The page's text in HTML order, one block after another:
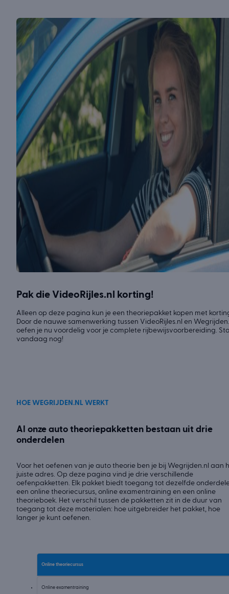
Pak die VideoRijles.nl korting!
Alleen op deze pagina kun je een theoriepakket kopen met
Door de nauwe samenwerking tussen VideoRijles.nl en
oefen je nu voordelig voor je complete rijbewijsvoorbereiding.
vandaag nog!
HOE WEGRIJDEN.NL WERKT
Al onze auto theoriepakketten bestaan uit drie
onderdelen
Voor het oefenen van je auto theorie ben je bij Wegrijden.nl aan
juiste adres. Op deze pagina vind je drie verschillende
oefenpakketten. Elk pakket biedt toegang tot dezelfde
een online theoriecursus, online examentraining en een online
theorieboek. Het verschil tussen de pakketten zit in de duur van
toegang tot deze materialen: hoe uitgebreider het pakket, hoe
langer je kunt oefenen.
Online theoriecursus
Online examentraining